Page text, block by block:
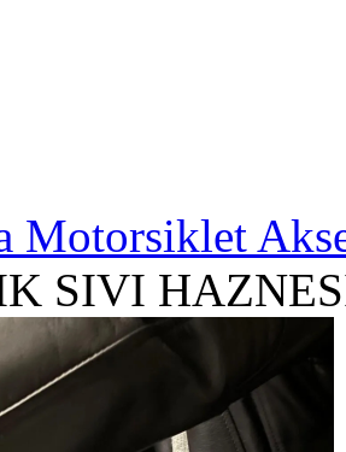
Motorsiklet
SIVI